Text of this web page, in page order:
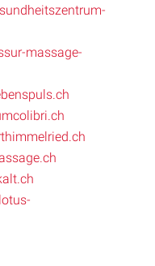
massage-